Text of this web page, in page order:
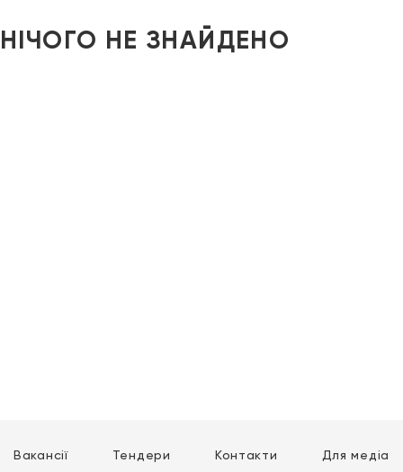
НІЧОГО НЕ ЗНАЙДЕНО
Вакансії Тендери Контакти Для медіа